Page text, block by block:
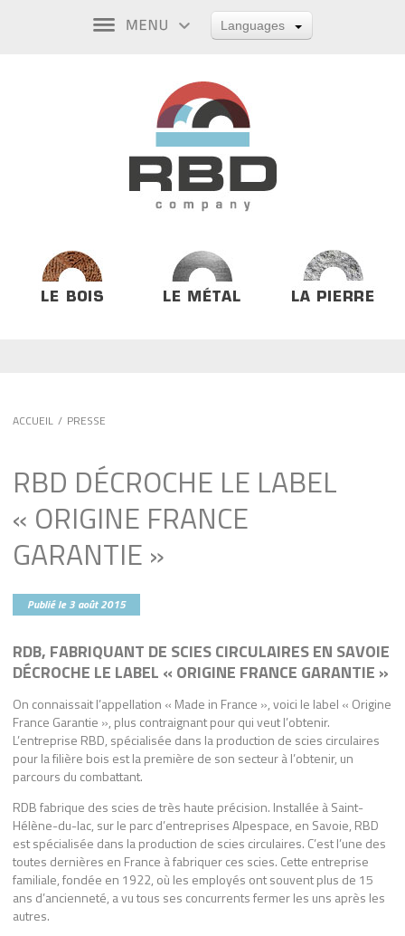
Languages
ACCUEIL / PRESSE
RBD DÉCROCHE LE LABEL
« ORIGINE FRANCE
GARANTIE »
Publié le 3 août 2015
RDB, FABRIQUANT DE SCIES CIRCULAIRES EN SAVOIE
DÉCROCHE LE LABEL « ORIGINE FRANCE GARANTIE »
On connaissait l’appellation « Made in France », voici le label « Origine
France Garantie », plus contraignant pour qui veut l’obtenir.
L’entreprise RBD, spécialisée dans la production de scies circulaires
pour la filière bois est la première de son secteur à l’obtenir, un
parcours du combattant.
RDB fabrique des scies de très haute précision. Installée à Saint-
Hélène-du-lac, sur le parc d’entreprises Alpespace, en Savoie, RBD
est spécialisée dans la production de scies circulaires. C’est l’une des
toutes dernières en France à fabriquer ces scies. Cette entreprise
familiale, fondée en 1922, où les employés ont souvent plus de 15
ans d’ancienneté, a vu tous ses concurrents fermer les uns après les
autres.